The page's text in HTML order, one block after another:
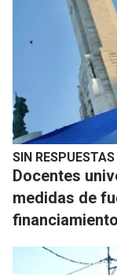
SIN RESPUESTAS
Docentes
medidas de
financiamiento